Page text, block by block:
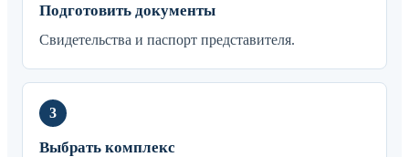
Подготовить документы
Свидетельства и паспорт представителя.
Выбрать комплекс